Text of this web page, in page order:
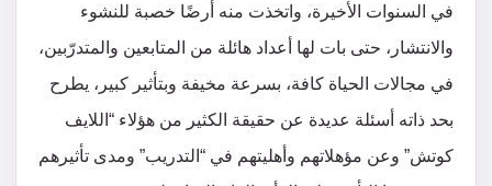
في السنوات الأخيرة، واتخذت منه أرضًا خصبة للنشوء
والانتشار، حتى بات لها أعداد هائلة من المتابعين والمتدرّبين،
في مجالات الحياة كافة، بسرعة مخيفة وبتأثير كبير، يطرح
بحد ذاته أسئلة عديدة عن حقيقة الكثير من هؤلاء “اللايف
كوتش” وعن مؤهلاتهم وأهليتهم في “التدريب” ومدى تأثيرهم